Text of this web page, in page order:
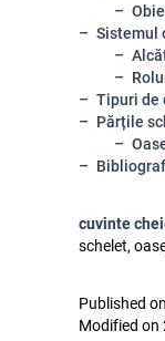
Sistemul
Tipuri de
Părțile
cuvinte
schelet,
Published
Modified on